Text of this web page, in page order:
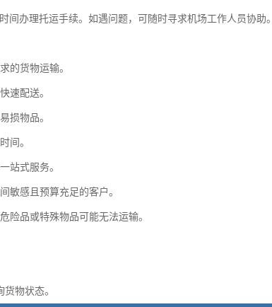
办理托运手续。如遇问题，可随时寻求机场工作人员协助。
的货物运输。
速配送。
损物品。
间。
站式服务。
敏感且预算充足的客户。
险品或特殊物品可能无法运输。
物状态。